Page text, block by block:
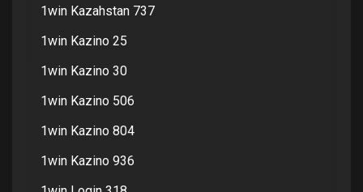
1win Kazahstan 737
1win Kazino 25
1win Kazino 30
1win Kazino 506
1win Kazino 804
1win Kazino 936